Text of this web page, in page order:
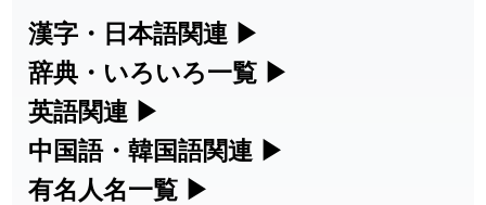
2026-08-06 「 」のイメージを追加しました
2026-08-06 「 元旦」のイメージを追加しました
2026-08-06 「
2026-08-06
漢字・日本語関連 ▶
漢字の読み方検索、手書き入力、書き順
練習など、日本語学習に役立つツールを
集めています。
人名漢字辞典 - 読み方検索
辞典・いろいろ一覧 ▶
部首・画数別の漢字一覧、熟語辞典、地
名・駅名検索など、各種リファレンスツ
ールです。
英語関連 ▶
カタカナ語・略語の意味検索、発音記
号、リスニング練習など英語学習ツール
中国語・韓国語関連 ▶
中国語のピンイン変換、韓国語の手書き
有名人名一覧 ▶